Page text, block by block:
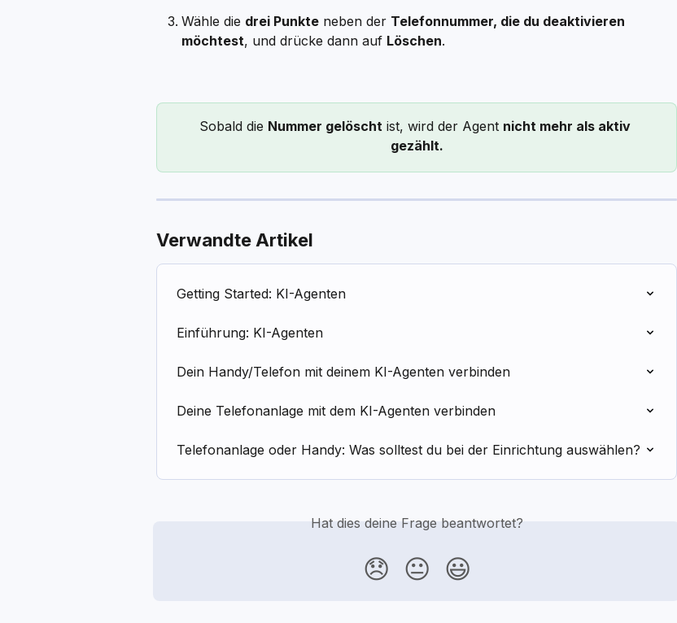
Wähle die drei Punkte neben der Telefonnummer, die du deaktivieren
möchtest, und drücke dann auf Löschen.
Sobald die Nummer gelöscht ist, wird der Agent nicht mehr als aktiv
gezählt.
Verwandte Artikel
Getting Started: KI-Agenten
Einführung: KI-Agenten
Dein Handy/Telefon mit deinem KI-Agenten verbinden
Deine Telefonanlage mit dem KI-Agenten verbinden
Telefonanlage oder Handy: Was solltest du bei der Einrichtung auswählen?
Hat dies deine Frage beantwortet?
😞 😐 😃